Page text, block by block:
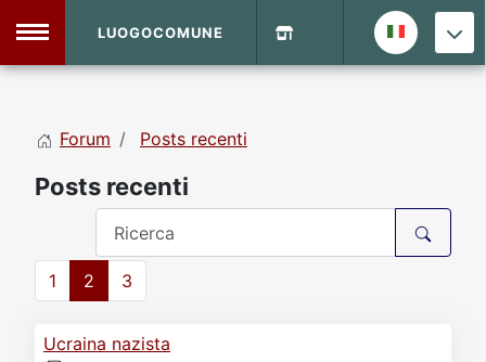
LUOGOCOMUNE
Forum Posts recenti
Posts recenti
1 2 3
Ucraina nazista